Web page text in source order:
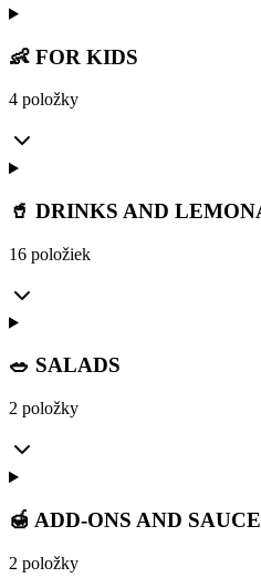
👶 FOR KIDS
4 položky
🥤 DRINKS AND
16 položiek
🥗 SALADS
2 položky
🍯 ADD-ONS AND
2 položky